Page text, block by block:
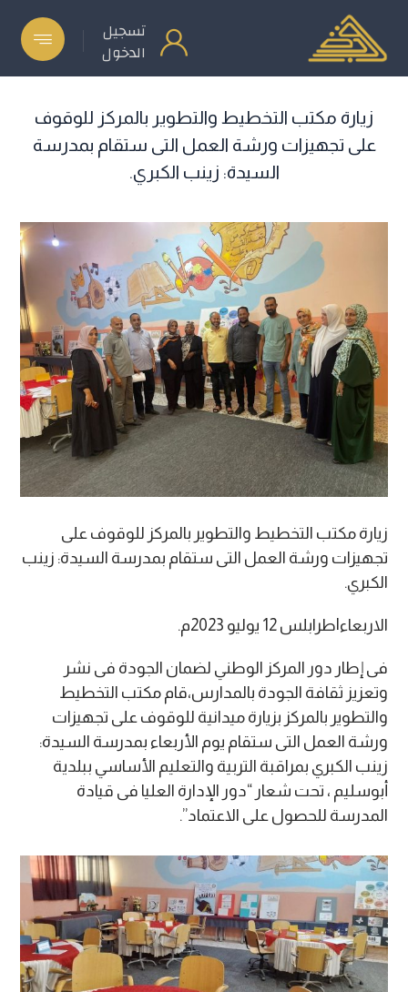
تسجيل
الدخول
زيارة مكتب التخطيط والتطوير بالمركز للوقوف
على تجهيزات ورشة العمل التى ستقام بمدرسة
السيدة: زينب الكبري.
زيارة مكتب التخطيط والتطوير بالمركز للوقوف على
تجهيزات ورشة العمل التى ستقام بمدرسة السيدة: زينب
الكبري.
الاربعاء|طرابلس 12 يوليو 2023م.
فى إطار دور المركز الوطني لضمان الجودة فى نشر
وتعزيز ثقافة الجودة بالمدارس،قام مكتب التخطيط
والتطوير بالمركز بزيارة ميدانية للوقوف على تجهيزات
ورشة العمل التى ستقام يوم الأربعاء بمدرسة السيدة:
زينب الكبري بمراقبة التربية والتعليم الأساسي ببلدية
أبوسليم ، تحت شعار “دور الإدارة العليا فى قيادة
المدرسة للحصول على الاعتماد”.